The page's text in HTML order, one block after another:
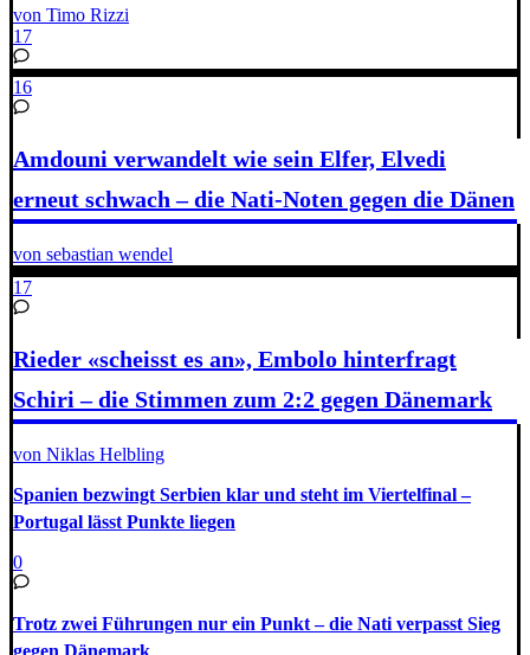
von Timo Rizzi
17
16
Amdouni verwandelt wie sein Elfer, Elvedi
erneut schwach – die Nati-Noten gegen die Dänen
von sebastian wendel
17
Rieder «scheisst es an», Embolo hinterfragt
Schiri – die Stimmen zum 2:2 gegen Dänemark
von Niklas Helbling
Spanien bezwingt Serbien klar und steht im Viertelfinal –
Portugal lässt Punkte liegen
0
Trotz zwei Führungen nur ein Punkt – die Nati verpasst Sieg
gegen Dänemark